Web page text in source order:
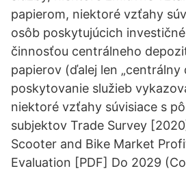
papierom, niektoré vzťahy
osôb poskytujúcich
činnosťou centrálneho
papierov (ďalej len „centrálny
poskytovanie služieb
niektoré vzťahy súvisiace s
subjektov Trade Survey
Scooter and Bike Market
Evaluation [PDF] Do 2029